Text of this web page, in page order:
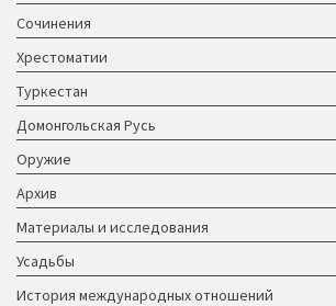
Сочинения
Хрестоматии
Туркестан
Домонгольская Русь
Оружие
Архив
Материалы и исследования
Усадьбы
История международных отношений